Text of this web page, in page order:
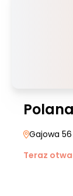
Gajowa 56
Teraz